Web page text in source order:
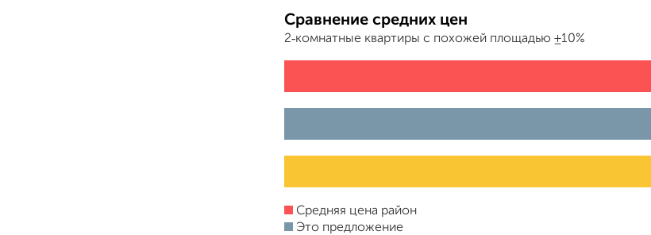
Сравнение средних цен
2‑комнатные квартиры с похожей площадью ±10%
Средняя цена район
Это предложение